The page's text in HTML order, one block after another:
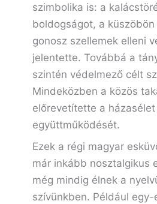
szimbolika is: a
boldogságot, a
gonosz szellemek elleni
jelentette. Továbbá a
szintén védelmező célt
Mindeközben a közös
előrevetítette a házasélet
együttműködését.
Ezek a régi magyar
már inkább nosztalgikus
még mindig élnek a
szívünkben. Például